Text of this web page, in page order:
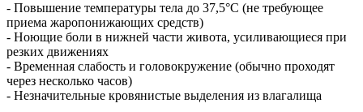
- Повышение температуры тела до 37,5°С (не требующее
приема жаропонижающих средств)
- Ноющие боли в нижней части живота, усиливающиеся при
резких движениях
- Временная слабость и головокружение (обычно проходят
через несколько часов)
- Незначительные кровянистые выделения из влагалища